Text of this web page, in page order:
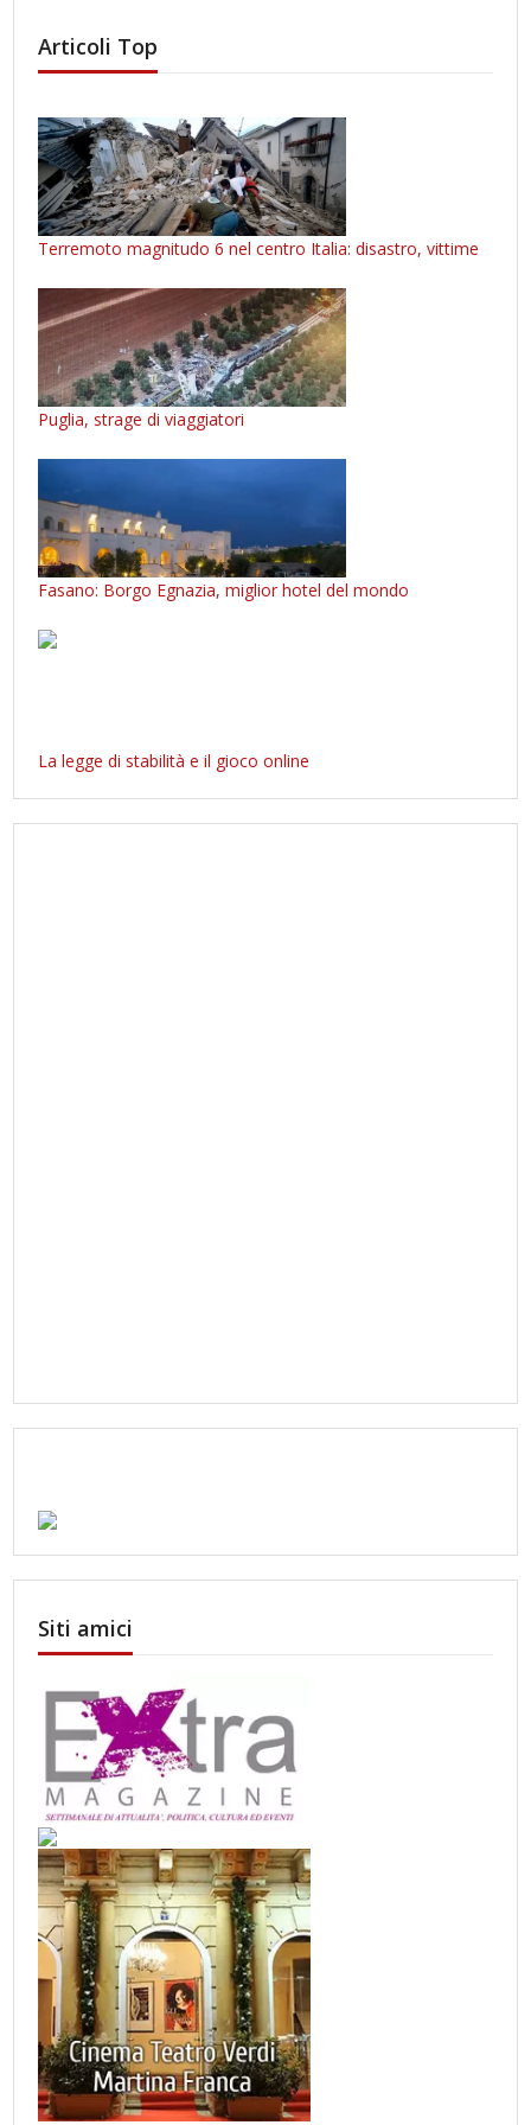
Articoli Top
Terremoto magnitudo 6 nel centro Italia: disastro, vittime
Puglia, strage di viaggiatori
Fasano: Borgo Egnazia, miglior hotel del mondo
La legge di stabilità e il gioco online
Siti amici